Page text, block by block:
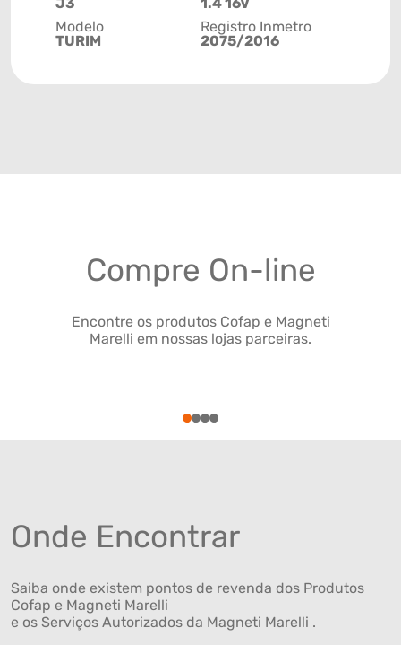
J3
Modelo
TURIM
1.4 16V
Registro Inmetro
2075/2016
Compre On-line
Encontre os produtos Cofap e Magneti
Marelli em nossas lojas parceiras.
1234
Onde Encontrar
Saiba onde existem pontos de revenda dos Produtos
Cofap e Magneti Marelli
e os Serviços Autorizados da Magneti Marelli .